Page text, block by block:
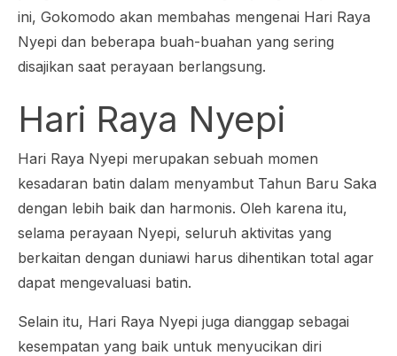
ini, Gokomodo akan membahas mengenai Hari Raya
Nyepi dan beberapa buah-buahan yang sering
disajikan saat perayaan berlangsung.
Hari Raya Nyepi
Hari Raya Nyepi merupakan sebuah momen
kesadaran batin dalam menyambut Tahun Baru Saka
dengan lebih baik dan harmonis. Oleh karena itu,
selama perayaan Nyepi, seluruh aktivitas yang
berkaitan dengan duniawi harus dihentikan total agar
dapat mengevaluasi batin.
Selain itu, Hari Raya Nyepi juga dianggap sebagai
kesempatan yang baik untuk menyucikan diri